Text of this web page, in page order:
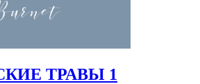
ТРАВЫ 1